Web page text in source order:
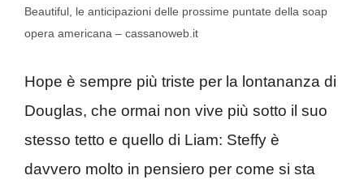
Beautiful, le anticipazioni delle prossime puntate della soap
opera americana – cassanoweb.it
Hope è sempre più triste per la lontananza di
Douglas, che ormai non vive più sotto il suo
stesso tetto e quello di Liam: Steffy è
davvero molto in pensiero per come si sta